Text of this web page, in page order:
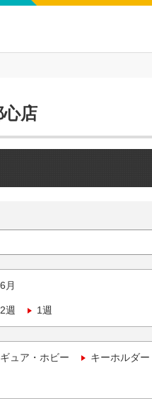
店
6月
2週 1週
ュア・ホビー キーホルダ